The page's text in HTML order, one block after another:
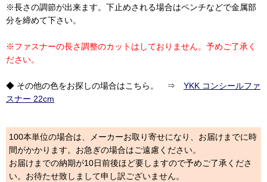
※長さの調節が出来ます。下止めされる場合はペンチなどで金属部
分を締めて下さい。
※ファスナーの長さ調整のカットはしておりません。予めご了承く
ださい。
◆ その他の色をお探しの場合はこちら。 ⇒ YKK コンシールファ
スナー 22cm
100本単位の場合は、メーカーお取り寄せになり、お届けまでに時
間がかかります。お急ぎの場合はご遠慮ください。
お届けまでの納期が10日前後ほど要しますので予めご了承くださ
い。お待たせ致しまして申し訳ございません。